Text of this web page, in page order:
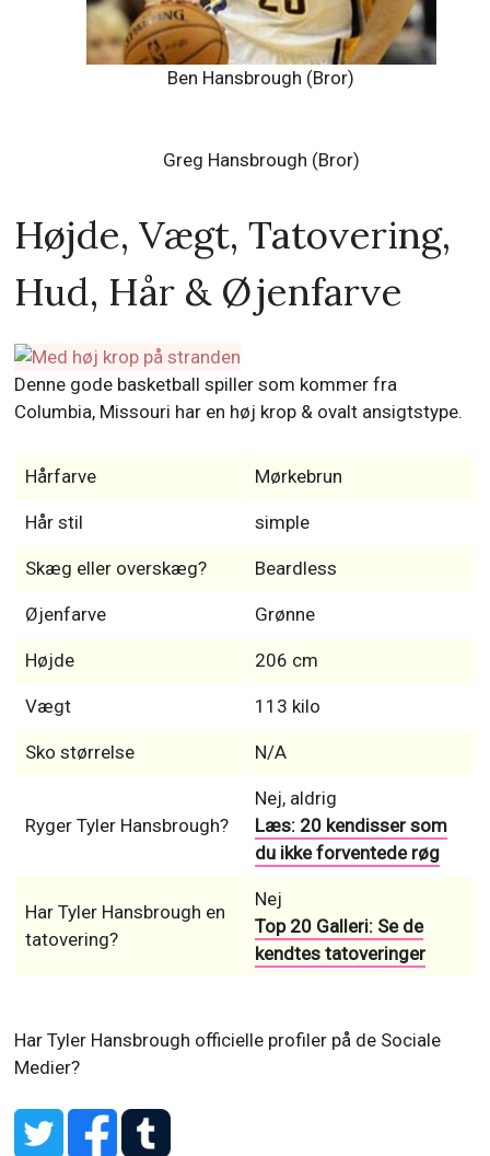
Ben Hansbrough (Bror)
Greg Hansbrough (Bror)
Højde, Vægt, Tatovering,
Hud, Hår & Øjenfarve
Denne gode basketball spiller som kommer fra
Columbia, Missouri har en høj krop & ovalt ansigtstype.
Hårfarve Mørkebrun
Hår stil simple
Skæg eller overskæg? Beardless
Øjenfarve Grønne
Højde 206 cm
Vægt 113 kilo
Sko størrelse N/A
Ryger Tyler Hansbrough?
Nej, aldrig
Læs: 20 kendisser som
du ikke forventede røg
Har Tyler Hansbrough en
tatovering?
Nej
Top 20 Galleri: Se de
kendtes tatoveringer
Har Tyler Hansbrough officielle profiler på de Sociale
Medier?